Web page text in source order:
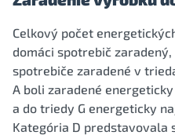
Celkový počet
domáci spotrebič
spotrebiče zaradené v
A boli zaradené
a do triedy G energeticky
Kategória D